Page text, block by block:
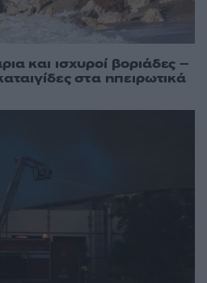
και ισχυροί βοριάδες –
στα ηπειρωτικά